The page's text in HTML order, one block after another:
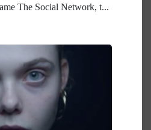
The Social Network, t...